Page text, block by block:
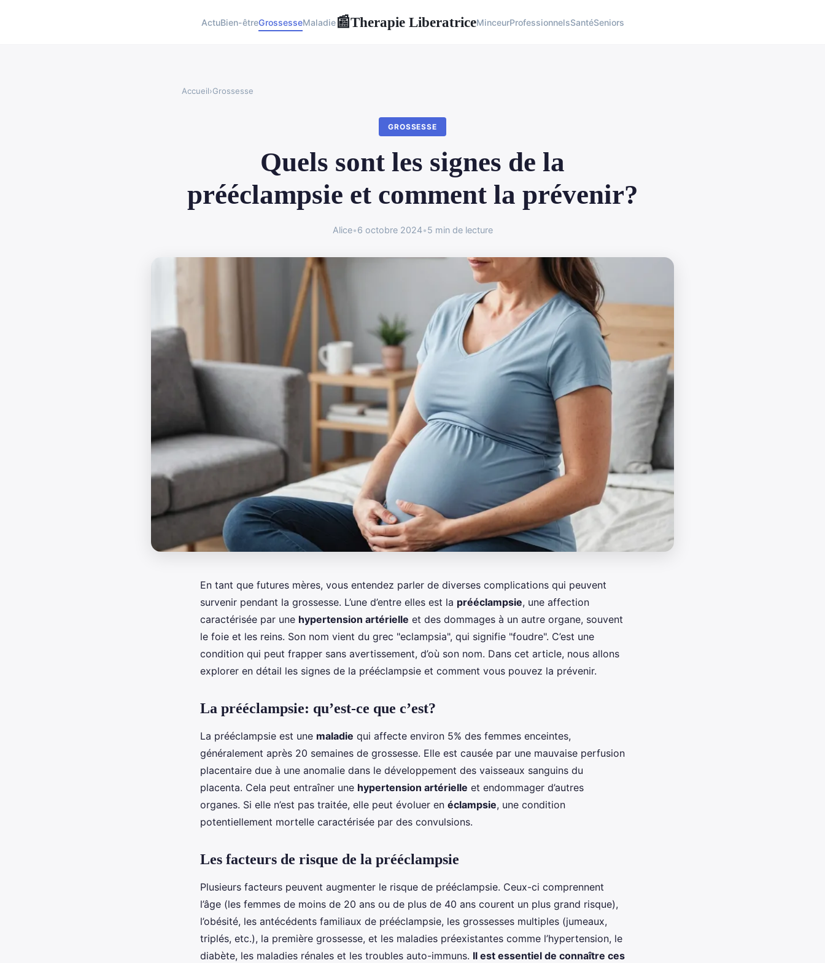
ActuBien-êtreGrossesseMaladie📰Therapie LiberatriceMinceurProfessionnelsSantéSeniors
Accueil›Grossesse
GROSSESSE
Quels sont les signes de la
prééclampsie et comment la prévenir?
Alice•6 octobre 2024•5 min de lecture
En tant que futures mères, vous entendez parler de diverses complications qui peuvent
survenir pendant la grossesse. L’une d’entre elles est la prééclampsie, une affection
caractérisée par une hypertension artérielle et des dommages à un autre organe, souvent
le foie et les reins. Son nom vient du grec "eclampsia", qui signifie "foudre". C’est une
condition qui peut frapper sans avertissement, d’où son nom. Dans cet article, nous allons
explorer en détail les signes de la prééclampsie et comment vous pouvez la prévenir.
La prééclampsie: qu’est-ce que c’est?
La prééclampsie est une maladie qui affecte environ 5% des femmes enceintes,
généralement après 20 semaines de grossesse. Elle est causée par une mauvaise perfusion
placentaire due à une anomalie dans le développement des vaisseaux sanguins du
placenta. Cela peut entraîner une hypertension artérielle et endommager d’autres
organes. Si elle n’est pas traitée, elle peut évoluer en éclampsie, une condition
potentiellement mortelle caractérisée par des convulsions.
Les facteurs de risque de la prééclampsie
Plusieurs facteurs peuvent augmenter le risque de prééclampsie. Ceux-ci comprennent
l’âge (les femmes de moins de 20 ans ou de plus de 40 ans courent un plus grand risque),
l’obésité, les antécédents familiaux de prééclampsie, les grossesses multiples (jumeaux,
triplés, etc.), la première grossesse, et les maladies préexistantes comme l’hypertension, le
diabète, les maladies rénales et les troubles auto-immuns. Il est essentiel de connaître ces